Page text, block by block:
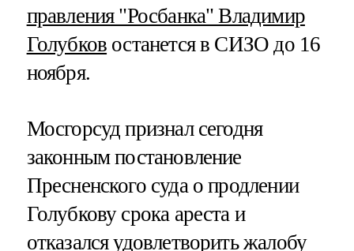
правления "Росбанка" Владимир
Голубков останется в СИЗО до 16
ноября.
Мосгорсуд признал сегодня
законным постановление
Пресненского суда о продлении
Голубкову срока ареста и
отказался удовлетворить жалобу